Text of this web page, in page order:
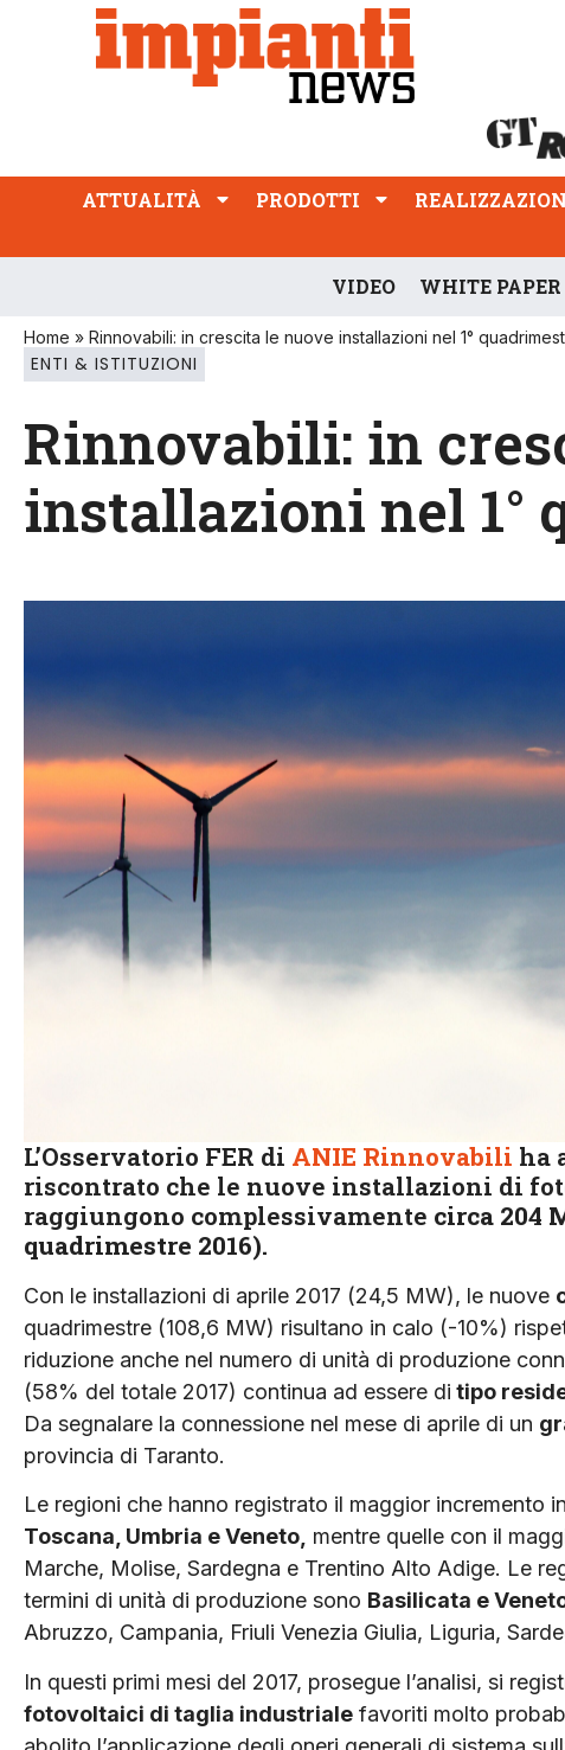
ATTUALITÀ PRODOTTI REALIZZAZIONI
PROFESSIONE
ATTUALITÀ PRODOTTI
VIDEO WHITE PAPER
Home » Rinnovabili: in crescita le nuove installazioni nel 1°
ENTI & ISTITUZIONI
Rinnovabili: in
installazioni nel 1°
L’Osservatorio FER di ANIE Rinnovabili ha
riscontrato che le nuove installazioni di
raggiungono complessivamente circa 204
quadrimestre 2016).
Con le installazioni di aprile 2017 (24,5 MW), le nuove
quadrimestre (108,6 MW) risultano in calo (-10%)
riduzione anche nel numero di unità di produzione
(58% del totale 2017) continua ad essere di tipo
Da segnalare la connessione nel mese di aprile di un
provincia di Taranto.
Le regioni che hanno registrato il maggior incremento
Toscana, Umbria e Veneto, mentre quelle con il
Marche, Molise, Sardegna e Trentino Alto Adige. Le
termini di unità di produzione sono Basilicata e
Abruzzo, Campania, Friuli Venezia Giulia, Liguria,
In questi primi mesi del 2017, prosegue l’analisi, si
fotovoltaici di taglia industriale favoriti molto